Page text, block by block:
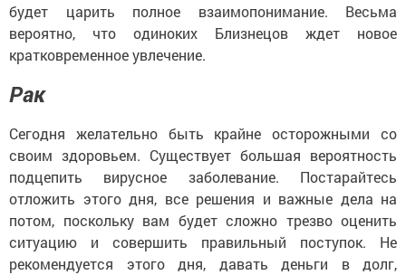
будет царить полное взаимопонимание. Весьма
вероятно, что одиноких Близнецов ждет новое
кратковременное увлечение.
Рак
Сегодня желательно быть крайне осторожными со
своим здоровьем. Существует большая вероятность
подцепить вирусное заболевание. Постарайтесь
отложить этого дня, все решения и важные дела на
потом, поскольку вам будет сложно трезво оценить
ситуацию и совершить правильный поступок. Не
рекомендуется этого дня, давать деньги в долг,